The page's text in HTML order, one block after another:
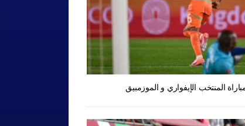
المنتخب الإيفواري و الموزمبيق